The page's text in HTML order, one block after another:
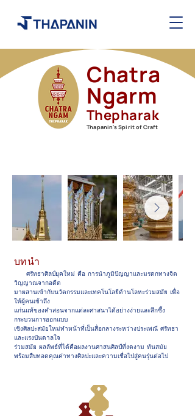
Chatra
Ngarm
Thepharak
Thapanin's Spirit of Craft
บทนำ
ศรัทธาศิลป์ยุคใหม่ คือ การนำภูมิปัญญาและมรดกทางจิต
วิญญาณจากอดีต
มาผสานเข้ากับนวัตกรรมและเทคโนโลยีด้านโลหะร่วมสมัย เพื่อ
ให้ผู้คนเข้าถึง
แก่นแท้ของคำสอนจากแต่ละศาสนาได้อย่างง่ายและลึกซึ้ง
กระบวนการออกแบบ
เชิงศิลปะสมัยใหม่ทำหน้าที่เป็นสื่อกลางระหว่างประเพณี ศรัทธา
และแรงบันดาลใจ
ร่วมสมัย ผลลัพธ์ที่ได้คือผลงานศาสนศิลป์ที่งดงาม ทันสมัย
พร้อมสืบทอดคุณค่าทางศิลปะและความเชื่อไปสู่คนรุ่นต่อไป